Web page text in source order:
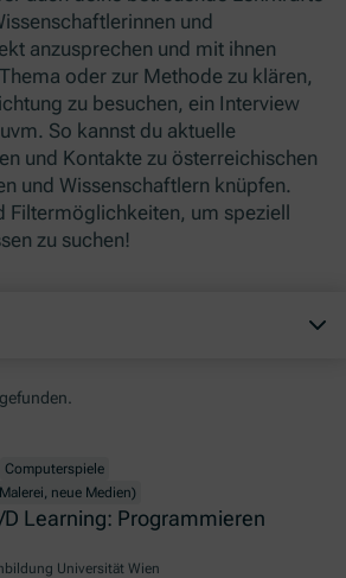
und
anzusprechen und mit ihnen
oder zur Methode zu klären,
zu besuchen, ein Interview
So kannst du aktuelle
und Kontakte zu österreichischen
und Wissenschaftlern knüpfen.
Filtermöglichkeiten, um speziell
zu suchen!
Computerspiele
neue Medien)
Learning: Programmieren
Universität Wien